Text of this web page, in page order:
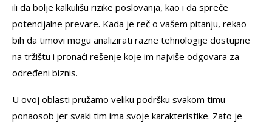
ili da bolje kalkulišu rizike poslovanja, kao i da spreče
potencijalne prevare. Kada je reč o vašem pitanju, rekao
bih da timovi mogu analizirati razne tehnologije dostupne
na tržištu i pronaći rešenje koje im najviše odgovara za
određeni biznis.
U ovoj oblasti pružamo veliku podršku svakom timu
ponaosob jer svaki tim ima svoje karakteristike. Zato je